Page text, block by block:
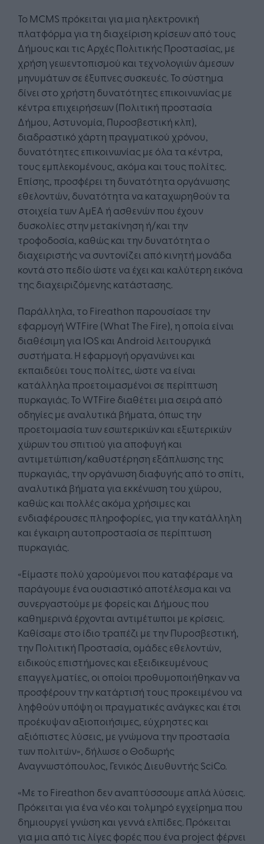
Το MCMS πρόκειται για μια ηλεκτρονική
πλατφόρμα για τη διαχείριση κρίσεων από τους
Δήμους και τις Aρχές Πολιτικής Προστασίας, με
χρήση γεωεντοπισμού και τεχνολογιών άμεσων
μηνυμάτων σε έξυπνες συσκευές. Το σύστημα
δίνει στο χρήστη δυνατότητες επικοινωνίας με
κέντρα επιχειρήσεων (Πολιτική προστασία
Δήμου, Αστυνομία, Πυροσβεστική κλπ),
διαδραστικό χάρτη πραγματικού χρόνου,
δυνατότητες επικοινωνίας με όλα τα κέντρα,
τους εμπλεκομένους, ακόμα και τους πολίτες.
Επίσης, προσφέρει τη δυνατότητα οργάνωσης
εθελοντών, δυνατότητα να καταχωρηθούν τα
στοιχεία των ΑμΕΑ ή ασθενών που έχουν
δυσκολίες στην μετακίνηση ή/και την
τροφοδοσία, καθώς και την δυνατότητα ο
διαχειριστής να συντονίζει από κινητή μονάδα
κοντά στο πεδίο ώστε να έχει και καλύτερη εικόνα
της διαχειριζόμενης κατάστασης.
Παράλληλα, το Fireathon παρουσίασε την
εφαρμογή WTFire (What The Fire), η οποία είναι
διαθέσιμη για IOS και Android λειτουργικά
συστήματα. Η εφαρμογή οργανώνει και
εκπαιδεύει τους πολίτες, ώστε να είναι
κατάλληλα προετοιμασμένοι σε περίπτωση
πυρκαγιάς. Το WTFire διαθέτει μια σειρά από
οδηγίες με αναλυτικά βήματα, όπως την
προετοιμασία των εσωτερικών και εξωτερικών
χώρων του σπιτιού για αποφυγή και
αντιμετώπιση/καθυστέρηση εξάπλωσης της
πυρκαγιάς, την οργάνωση διαφυγής από το σπίτι,
αναλυτικά βήματα για εκκένωση του χώρου,
καθώς και πολλές ακόμα χρήσιμες και
ενδιαφέρουσες πληροφορίες, για την κατάλληλη
και έγκαιρη αυτοπροστασία σε περίπτωση
πυρκαγιάς.
«Είμαστε πολύ χαρούμενοι που καταφέραμε να
παράγουμε ένα ουσιαστικό αποτέλεσμα και να
συνεργαστούμε με φορείς και Δήμους που
καθημερινά έρχονται αντιμέτωποι με κρίσεις.
Καθίσαμε στο ίδιο τραπέζι με την Πυροσβεστική,
την Πολιτική Προστασία, ομάδες εθελοντών,
ειδικούς επιστήμονες και εξειδικευμένους
επαγγελματίες, οι οποίοι προθυμοποιήθηκαν να
προσφέρουν την κατάρτισή τους προκειμένου να
ληφθούν υπόψη οι πραγματικές ανάγκες και έτσι
προέκυψαν αξιοποιήσιμες, εύχρηστες και
αξιόπιστες λύσεις, με γνώμονα την προστασία
των πολιτών», δήλωσε ο Θοδωρής
Αναγνωστόπουλος, Γενικός Διευθυντής SciCo.
«Με το Fireathon δεν αναπτύσσουμε απλά λύσεις.
Πρόκειται για ένα νέο και τολμηρό εγχείρημα που
δημιουργεί γνώση και γεννά ελπίδες. Πρόκειται
για μια από τις λίγες φορές που ένα project φέρνει